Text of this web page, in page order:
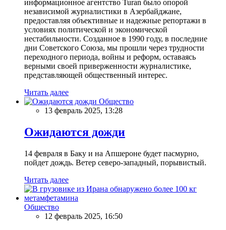
информационное агентство Turan было опорой
независимой журналистики в Азербайджане,
предоставляя объективные и надежные репортажи в
условиях политической и экономической
нестабильности. Созданное в 1990 году, в последние
дни Советского Союза, мы прошли через трудности
переходного периода, войны и реформ, оставаясь
верными своей приверженности журналистике,
представляющей общественный интерес.
Читать далее
Общество
13 февраль 2025, 13:28
Ожидаются дожди
14 февраля в Баку и на Апшероне будет пасмурно,
пойдет дождь. Ветер северо-западный, порывистый.
Читать далее
Общество
12 февраль 2025, 16:50